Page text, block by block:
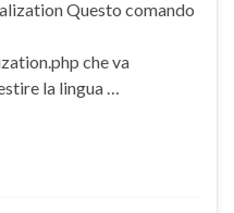
Questo comando
che va
la lingua …